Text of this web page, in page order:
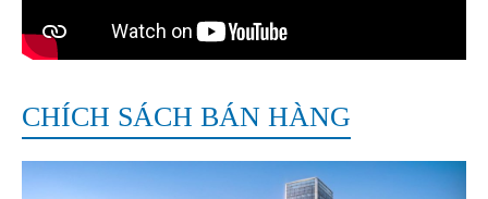
CHÍCH SÁCH BÁN HÀNG